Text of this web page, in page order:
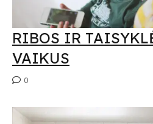
RIBOS IR
VAIKUS
0